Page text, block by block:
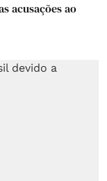
acusações ao